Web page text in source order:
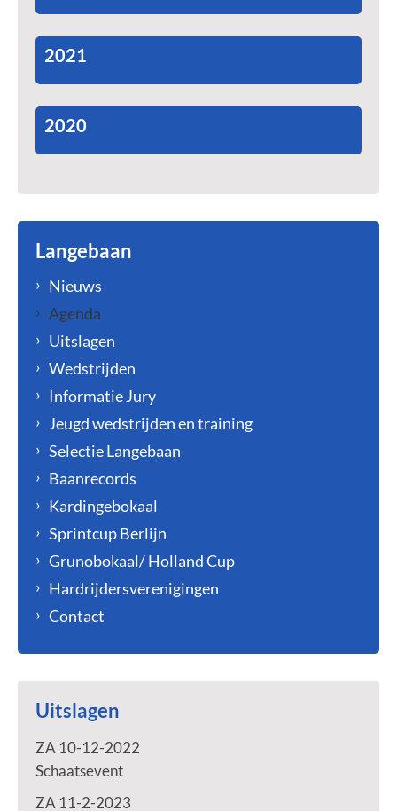
2021
2020
Langebaan
Nieuws
Agenda
Uitslagen
Wedstrijden
Informatie Jury
Jeugd wedstrijden en training
Selectie Langebaan
Baanrecords
Kardingebokaal
Sprintcup Berlijn
Grunobokaal/ Holland Cup
Hardrijdersverenigingen
Contact
Uitslagen
ZA 10-12-2022
Schaatsevent
ZA 11-2-2023